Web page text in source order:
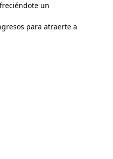
un
para atraerte a